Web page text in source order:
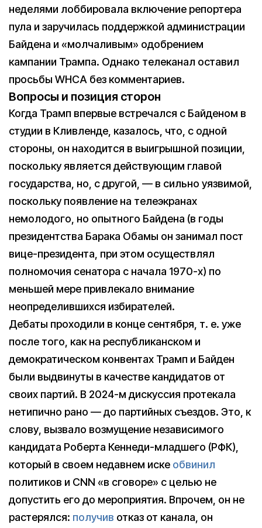
неделями лоббировала включение репортера
пула и заручилась поддержкой администрации
Байдена и «молчаливым» одобрением
кампании Трампа. Однако телеканал оставил
просьбы WHCA без комментариев.
Вопросы и позиция сторон
Когда Трамп впервые встречался с Байденом в
студии в Кливленде, казалось, что, с одной
стороны, он находится в выигрышной позиции,
поскольку является действующим главой
государства, но, с другой, — в сильно уязвимой,
поскольку появление на телеэкранах
немолодого, но опытного Байдена (в годы
президентства Барака Обамы он занимал пост
вице-президента, при этом осуществлял
полномочия сенатора с начала 1970-х) по
меньшей мере привлекало внимание
неопределившихся избирателей.
Дебаты проходили в конце сентября, т. е. уже
после того, как на республиканском и
демократическом конвентах Трамп и Байден
были выдвинуты в качестве кандидатов от
своих партий. В 2024-м дискуссия протекала
нетипично рано — до партийных съездов. Это, к
слову, вызвало возмущение независимого
кандидата Роберта Кеннеди-младшего (РФК),
который в своем недавнем иске обвинил
политиков и CNN «в сговоре» с целью не
допустить его до мероприятия. Впрочем, он не
растерялся: получив отказ от канала, он